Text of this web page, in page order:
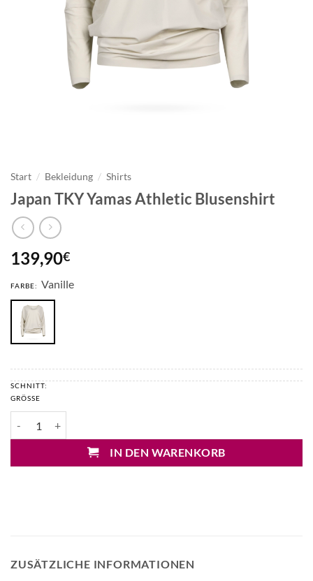
Start / Bekleidung / Shirts
Japan TKY Yamas Athletic Blusenshirt
139,90€
FARBE: Vanille
SCHNITT:
GRÖSSE
IN DEN WARENKORB
ZUSÄTZLICHE INFORMATIONEN